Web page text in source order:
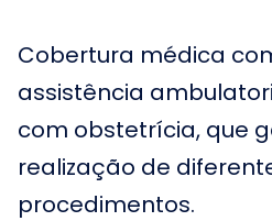
Cobertura médica
assistência
com obstetrícia, que
realização de
procedimentos.